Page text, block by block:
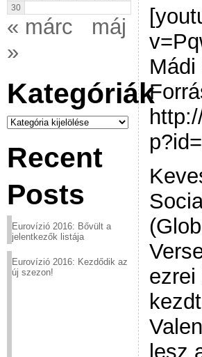
30
« márc
máj
»
Kategóriák
Kategóriák
Recent
Posts
Eurovízió 2016: Bővült a
jelentkezők listája
Eurovízió 2016: Kezdődik az
új szezon!
Mádi
ezrei
lesz